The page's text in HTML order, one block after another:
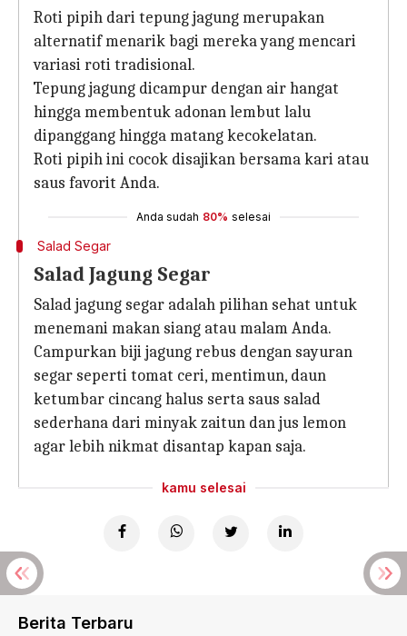
Roti pipih dari tepung jagung merupakan
alternatif menarik bagi mereka yang mencari
variasi roti tradisional.
Tepung jagung dicampur dengan air hangat
hingga membentuk adonan lembut lalu
dipanggang hingga matang kecokelatan.
Roti pipih ini cocok disajikan bersama kari atau
saus favorit Anda.
Anda sudah 80% selesai
Salad Segar
Salad Jagung Segar
Salad jagung segar adalah pilihan sehat untuk
menemani makan siang atau malam Anda.
Campurkan biji jagung rebus dengan sayuran
segar seperti tomat ceri, mentimun, daun
ketumbar cincang halus serta saus salad
sederhana dari minyak zaitun dan jus lemon
agar lebih nikmat disantap kapan saja.
kamu selesai
Berita Terbaru